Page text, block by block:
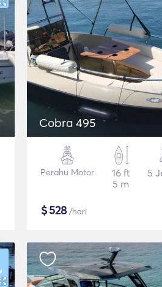
Cobra 495
Perahu Motor
16 ft
5 m
5
$528/hari